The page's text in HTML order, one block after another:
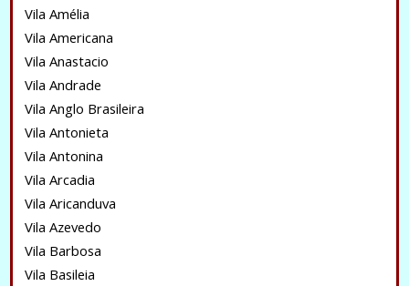
Vila Amélia
Vila Americana
Vila Anastacio
Vila Andrade
Vila Anglo Brasileira
Vila Antonieta
Vila Antonina
Vila Arcadia
Vila Aricanduva
Vila Azevedo
Vila Barbosa
Vila Basileia